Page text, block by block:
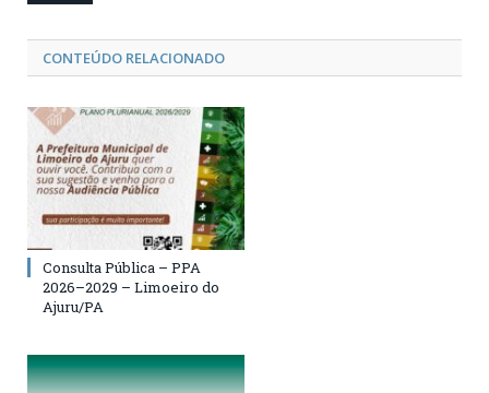
CONTEÚDO RELACIONADO
Consulta Pública – PPA
2026–2029 – Limoeiro do
Ajuru/PA